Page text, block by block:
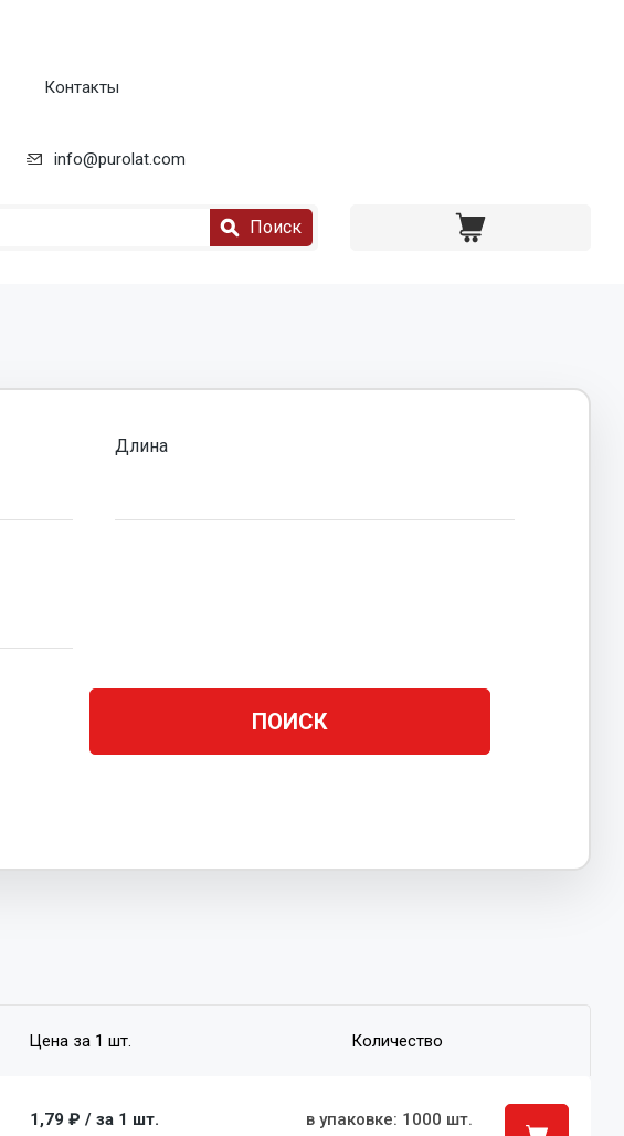
Контакты
info@purolat.com
Поиск
Длина
Цена за 1 шт. Количество
в упаковке: 1000 шт.
1,79 ₽ / за 1 шт.